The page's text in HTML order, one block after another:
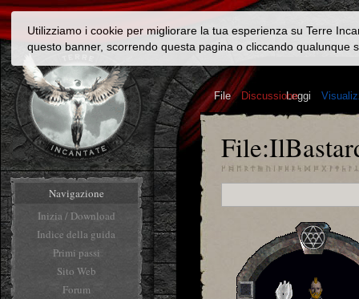
File DiscussioneLeggi
Navigazione
Inizia / Download
Indice della guida
Primi passi
Sito Web
Forum
Utilizziamo i cookie per migliorare la tua esperienza su Terre
questo banner, scorrendo questa pagina o cliccando qualunque